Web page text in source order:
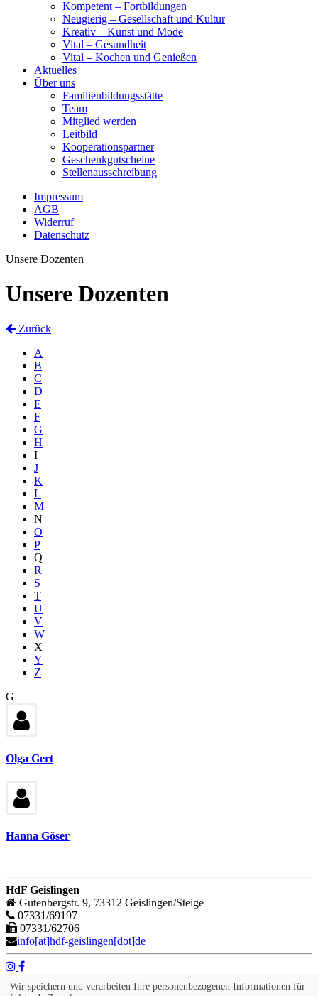
Kompetent – Fortbildungen
Neugierig – Gesellschaft und Kultur
Kreativ – Kunst und Mode
Vital – Gesundheit
Vital – Kochen und Genießen
Aktuelles
Über uns
Familienbildungsstätte
Team
Mitglied werden
Leitbild
Kooperationspartner
Geschenkgutscheine
Stellenausschreibung
Impressum
AGB
Widerruf
Datenschutz
Unsere Dozenten
Unsere Dozenten
Zurück
A
B
C
D
E
F
G
H
I
J
K
L
M
N
O
P
Q
R
S
T
U
V
W
X
Y
Z
G
Olga Gert
Hanna Göser
HdF Geislingen
Gutenbergstr. 9, 73312 Geislingen/Steige
07331/69197
07331/62706
info[at]hdf-geislingen[dot]de
Impressum
Wir speichern und verarbeiten Ihre personenbezogenen Informationen für